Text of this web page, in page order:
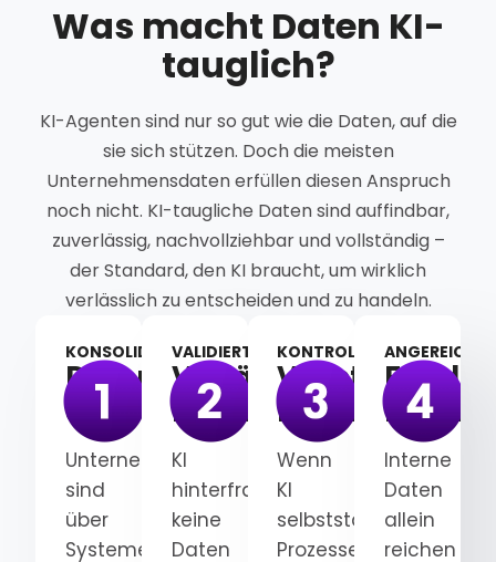
Was macht Daten KI-
tauglich?
KI-Agenten sind nur so gut wie die Daten, auf die
sie sich stützen. Doch die meisten
Unternehmensdaten erfüllen diesen Anspruch
noch nicht. KI-taugliche Daten sind auffindbar,
zuverlässig, nachvollziehbar und vollständig –
der Standard, den KI braucht, um wirklich
verlässlich zu entscheiden und zu handeln.
KONSOLIDIERT
Datensilos
auflösen
Unternehmensdaten
sind
über
Systeme
VALIDIERT
Verlässliche
Datenbasis
KI
hinterfragt
keine
Daten
KONTROLLIERT
Vollständige
Wenn
KI
selbstständig
Prozesse
Interne
Daten
allein
reichen